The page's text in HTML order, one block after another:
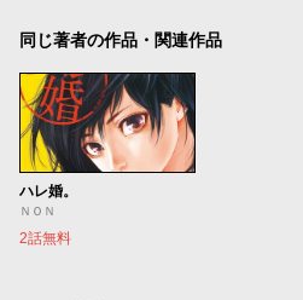
同じ著者の作品・関連作品
ハレ婚。
ＮＯＮ
2話無料